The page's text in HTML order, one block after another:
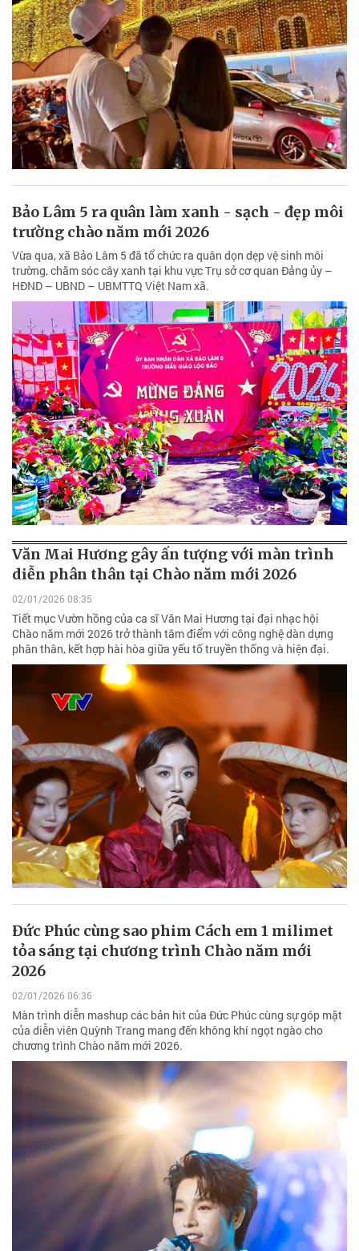
Bảo Lâm 5 ra quân làm xanh - sạch - đẹp môi
trường chào năm mới 2026
Vừa qua, xã Bảo Lâm 5 đã tổ chức ra quân dọn dẹp vệ sinh môi
trường, chăm sóc cây xanh tại khu vực Trụ sở cơ quan Đảng ủy –
HĐND – UBND – UBMTTQ Việt Nam xã.
Văn Mai Hương gây ấn tượng với màn trình
diễn phân thân tại Chào năm mới 2026
02/01/2026 08:35
Tiết mục Vườn hồng của ca sĩ Văn Mai Hương tại đại nhạc hội
Chào năm mới 2026 trở thành tâm điểm với công nghệ dàn dựng
phân thân, kết hợp hài hòa giữa yếu tố truyền thống và hiện đại.
Đức Phúc cùng sao phim Cách em 1 milimet
tỏa sáng tại chương trình Chào năm mới
2026
02/01/2026 06:36
Màn trình diễn mashup các bản hit của Đức Phúc cùng sự góp mặt
của diễn viên Quỳnh Trang mang đến không khí ngọt ngào cho
chương trình Chào năm mới 2026.